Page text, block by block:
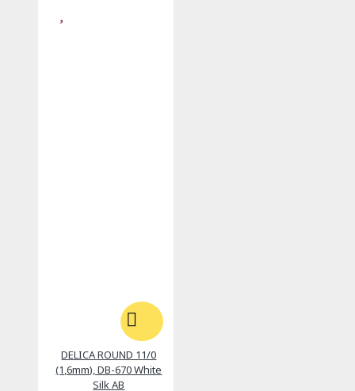
DELICA ROUND 11/0
(1,6mm), DB-670 White
Silk AB